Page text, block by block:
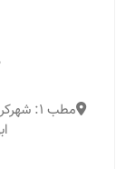
مطب 1: